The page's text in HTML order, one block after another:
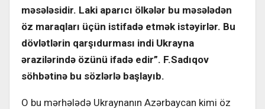
məsələsidir. Laki aparıcı ölkələr bu məsələdən
öz maraqları üçün istifadə etmək istəyirlər. Bu
dövlətlərin qarşıdurması indi Ukrayna
ərazilərində özünü ifadə edir”. F.Sadıqov
söhbətinə bu sözlərlə başlayıb.
O bu mərhələdə Ukraynanın Azərbaycan kimi öz